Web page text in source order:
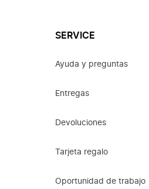
SERVICE
Ayuda y preguntas
Entregas
Devoluciones
Tarjeta regalo
Oportunidad de trabajo